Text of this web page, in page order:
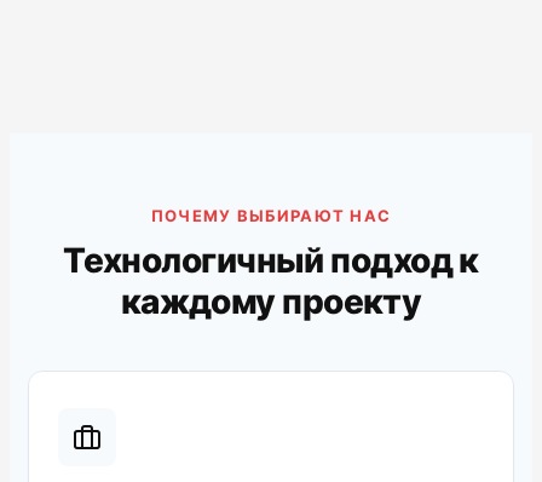
ПОЧЕМУ ВЫБИРАЮТ НАС
Технологичный подход к
каждому проекту